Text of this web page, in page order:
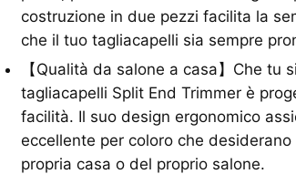
costruzione in due pezzi facilita la
che il tuo tagliacapelli sia sempre
【Qualità da salone a casa】Che
tagliacapelli Split End Trimmer è
facilità. Il suo design ergonomico
eccellente per coloro che
propria casa o del proprio salone.